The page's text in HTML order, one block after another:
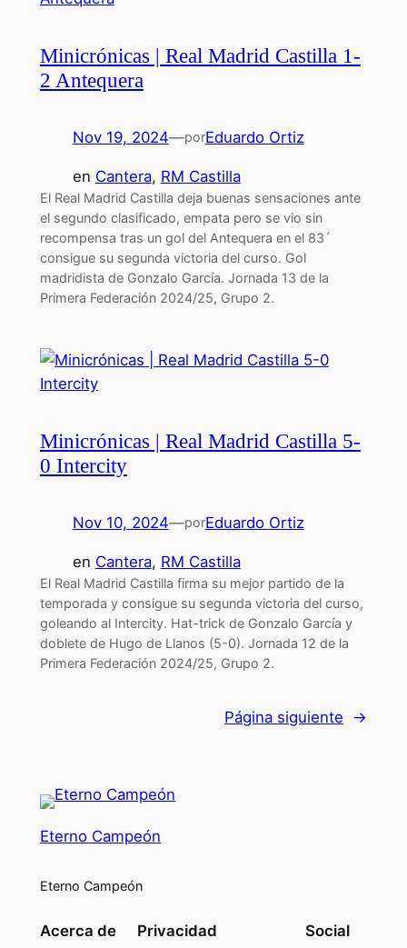
Minicrónicas | Real Madrid Castilla 1-
2 Antequera
Nov 19, 2024—porEduardo Ortiz
en Cantera, RM Castilla
El Real Madrid Castilla deja buenas sensaciones ante
el segundo clasificado, empata pero se vio sin
recompensa tras un gol del Antequera en el 83´
consigue su segunda victoria del curso. Gol
madridista de Gonzalo García. Jornada 13 de la
Primera Federación 2024/25, Grupo 2.
Minicrónicas | Real Madrid Castilla 5-
0 Intercity
Nov 10, 2024—porEduardo Ortiz
en Cantera, RM Castilla
El Real Madrid Castilla firma su mejor partido de la
temporada y consigue su segunda victoria del curso,
goleando al Intercity. Hat-trick de Gonzalo García y
doblete de Hugo de Llanos (5-0). Jornada 12 de la
Primera Federación 2024/25, Grupo 2.
Página siguiente →
Eterno Campeón
Eterno Campeón
Acerca de Privacidad Social